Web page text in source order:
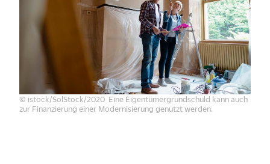
© istock/SolStock/2020 Eine Eigentümergrundschuld kann auch
zur Finanzierung einer Modernisierung genutzt werden.